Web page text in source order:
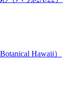
Hawaii）